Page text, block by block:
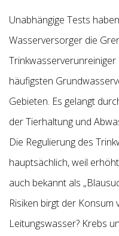
Unabhängige Tests
Wasserversorger die
häufigsten
Gebieten. Es gelangt
der Tierhaltung und
Die Regulierung des
hauptsächlich, weil
auch bekannt als
Risiken birgt der Konsum
Leitungswasser? Krebs